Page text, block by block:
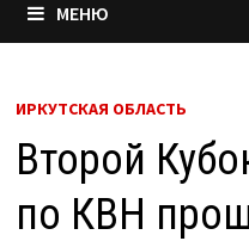
МЕНЮ
ИРКУТСКАЯ ОБЛАСТЬ
Второй
по КВН